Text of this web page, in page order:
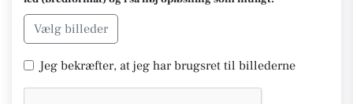
Vælg billeder
Jeg bekræfter, at jeg har brugsret til billederne